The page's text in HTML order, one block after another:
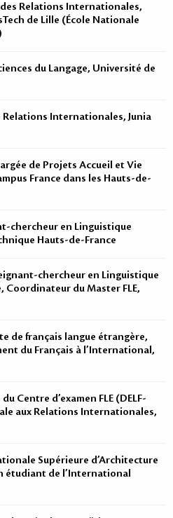
Relations Internationales,
de Lille (École Nationale
du Langage, Université de
Relations Internationales, Junia
de Projets Accueil et Vie
France dans les Hauts-de-
chercheur en Linguistique
Hauts-de-France
chercheur en Linguistique
Coordinateur du Master FLE,
de français langue étrangère,
du Français à l’International,
Centre d’examen FLE (DELF-
aux Relations Internationales,
Supérieure d’Architecture
étudiant de l’International